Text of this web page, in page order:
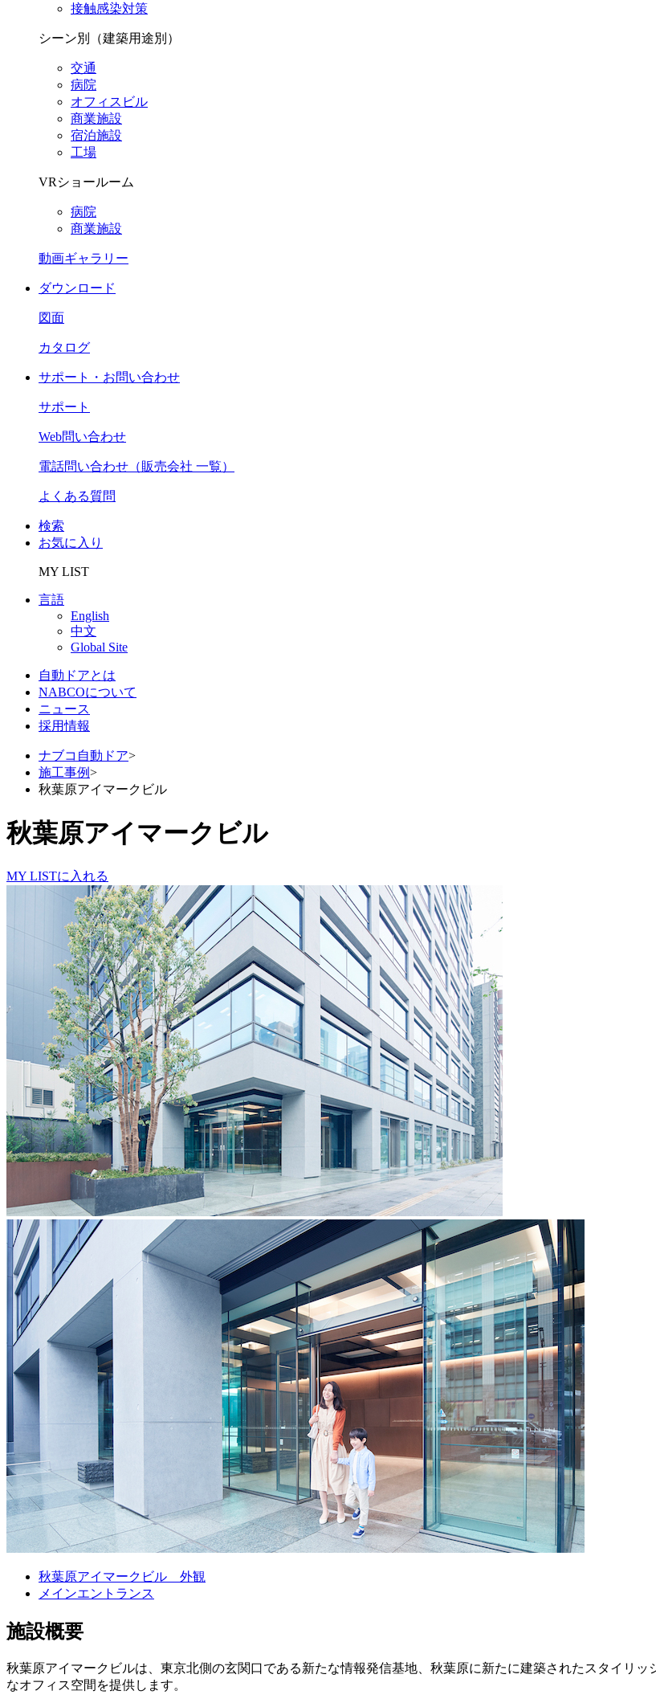
接触感染対策
シーン別（建築用途別）
交通
病院
オフィスビル
商業施設
宿泊施設
工場
VRショールーム
病院
商業施設
動画ギャラリー
ダウンロード
図面
カタログ
サポート・お問い合わせ
サポート
Web問い合わせ
電話問い合わせ（販売会社 一覧）
よくある質問
検索
お気に入り
MY LIST
言語
English
中文
Global Site
自動ドアとは
NABCOについて
ニュース
採用情報
ナブコ自動ドア>
施工事例>
秋葉原アイマークビル
秋葉原アイマークビル
MY LISTに入れる
秋葉原アイマークビル 外観
メインエントランス
施設概要
秋葉原アイマークビルは、東京北側の玄関口である新たな情報発信基地、秋葉原に新たに建築されたスタイリ
なオフィス空間を提供します。